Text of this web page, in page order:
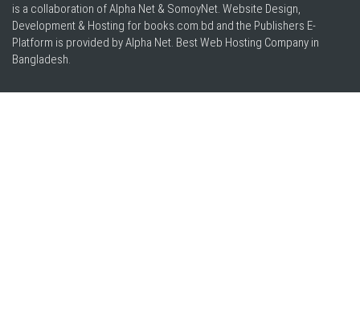
is a collaboration of Alpha Net & SomoyNet. Website Design,
Development & Hosting for books.com.bd and the Publishers E-
Platform is provided by Alpha Net. BestWeb Hosting Company in
Bangladesh.